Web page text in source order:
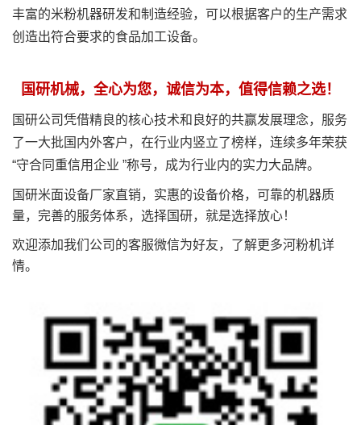
丰富的米粉机器研发和制造经验，可以根据客户的生产需求
创造出符合要求的食品加工设备。
国研机械，全心为您，诚信为本，值得信赖之选！
国研公司凭借精良的核心技术和良好的共赢发展理念，服务
了一大批国内外客户，在行业内竖立了榜样，连续多年荣获
“守合同重信用企业 ”称号，成为行业内的实力大品牌。
国研米面设备厂家直销，实惠的设备价格，可靠的机器质
量，完善的服务体系，选择国研，就是选择放心！
欢迎添加我们公司的客服微信为好友，了解更多河粉机详
情。